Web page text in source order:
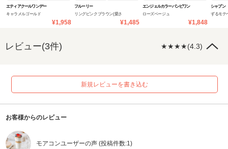
エティアクールワンデー
キャラメルゴールド
¥1,958
フルーリー
リングピンクブラウン(愛さ
¥1,485
エンジェルカラーバンビワン
ローズベージュ
¥1,848
シャプン
ずるモテ
レビュー(3件) ★★★★(4.3)
新規レビューを書き込む
お客様からのレビュー
モアコンユーザーの声 (投稿件数:1)